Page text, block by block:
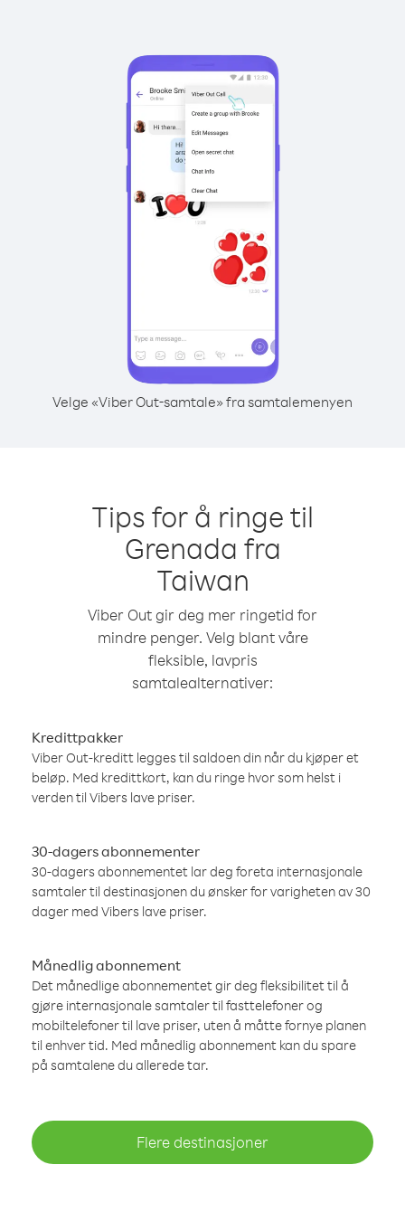
Velge «Viber Out-samtale» fra samtalemenyen
Tips for å ringe til
Grenada fra
Taiwan
Viber Out gir deg mer ringetid for
mindre penger. Velg blant våre
fleksible, lavpris
samtalealternativer:
Kredittpakker
Viber Out-kreditt legges til saldoen din når du kjøper et
beløp. Med kredittkort, kan du ringe hvor som helst i
verden til Vibers lave priser.
30-dagers abonnementer
30-dagers abonnementet lar deg foreta internasjonale
samtaler til destinasjonen du ønsker for varigheten av 30
dager med Vibers lave priser.
Månedlig abonnement
Det månedlige abonnementet gir deg fleksibilitet til å
gjøre internasjonale samtaler til fasttelefoner og
mobiltelefoner til lave priser, uten å måtte fornye planen
til enhver tid. Med månedlig abonnement kan du spare
på samtalene du allerede tar.
Flere destinasjoner